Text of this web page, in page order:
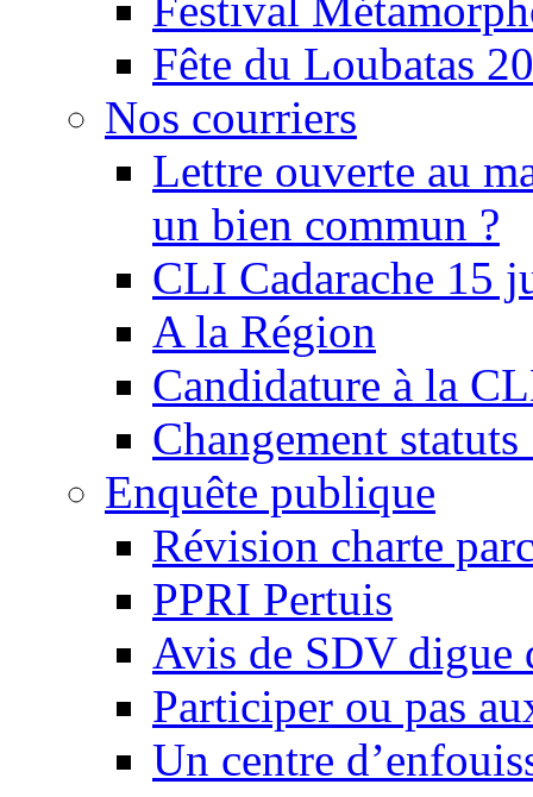
Festival
Fête du Loubatas
Nos courriers
Lettre ouverte au
un bien commun ?
CLI Cadarache 15
A la Région
Candidature à la
Changement
Enquête publique
Révision charte
PPRI Pertuis
Avis de SDV digue
Participer ou pas
Un centre